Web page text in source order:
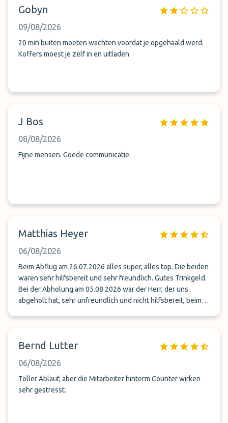
Gobyn
09/08/2026
20 min buiten moeten wachten voordat je opgehaald werd.
Koffers moest je zelf in en uitladen
J Bos
08/08/2026
Fijne mensen. Goede communicatie.
Matthias Heyer
06/08/2026
Beim Abflug am 26.07.2026 alles super, alles top. Die beiden
waren sehr hilfsbereit und sehr freundlich. Gutes Trinkgeld.
Bei der Abholung am 05.08.2026 war der Herr, der uns
abgeholt hat, sehr unfreundlich und nicht hilfsbereit, beim
schlechten Tag. Nur den darf man nicht seine schlechte
Bernd Lutter
06/08/2026
Toller Ablauf, aber die Mitarbeiter hinterm Counter wirken
sehr gestresst.